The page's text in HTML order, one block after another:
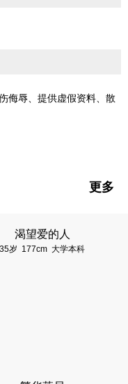
侮辱、提供虚假资料、散
更多
渴望爱的人
35岁 177cm 大学本科